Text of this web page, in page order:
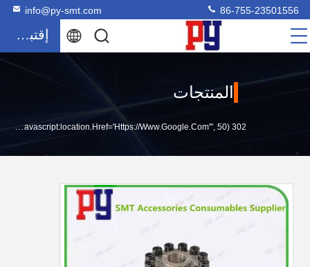
info@py-smt.com 86-755-23501556
إقتباس
المنتجات